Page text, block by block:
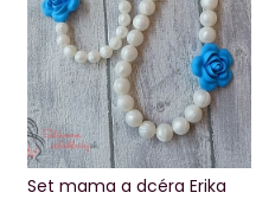
Set mama a dcéra Erika